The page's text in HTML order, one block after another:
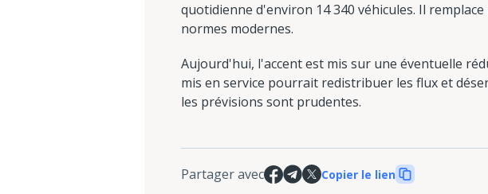
quotidienne d'environ 14 340 véhicules. Il
normes modernes.
Aujourd'hui, l'accent est mis sur une éventuelle
mis en service pourrait redistribuer les flux et
les prévisions sont prudentes.
Partager avec Copier le lien